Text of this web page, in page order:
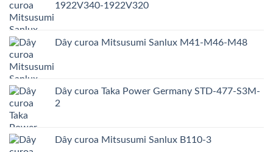
1922V340-1922V320
Dây curoa Mitsusumi Sanlux M41-M46-M48
Dây curoa Taka Power Germany STD-477-S3M-
2
Dây curoa Mitsusumi Sanlux B110-3